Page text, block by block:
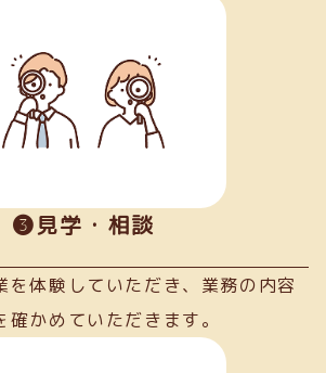
➌見学・相談
を体験していただき、業務の内容
かめていただきます。